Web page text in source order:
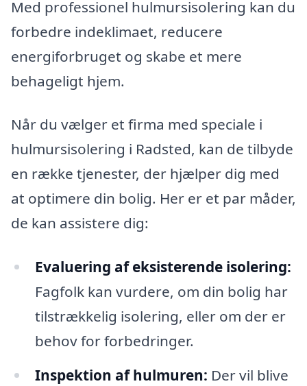
Med professionel hulmursisolering kan du
forbedre indeklimaet, reducere
energiforbruget og skabe et mere
behageligt hjem.
Når du vælger et firma med speciale i
hulmursisolering i Radsted, kan de tilbyde
en række tjenester, der hjælper dig med
at optimere din bolig. Her er et par måder,
de kan assistere dig:
Evaluering af eksisterende isolering:
Fagfolk kan vurdere, om din bolig har
tilstrækkelig isolering, eller om der er
behov for forbedringer.
Inspektion af hulmuren: Der vil blive